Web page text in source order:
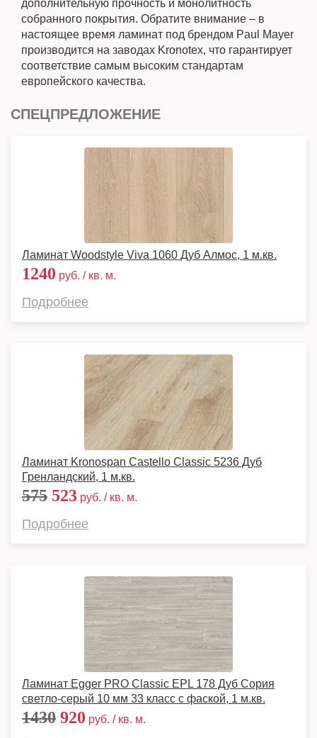
дополнительную прочность и монолитность
собранного покрытия. Обратите внимание – в
настоящее время ламинат под брендом Paul Mayer
производится на заводах Kronotex, что гарантирует
соответствие самым высоким стандартам
европейского качества.
СПЕЦПРЕДЛОЖЕНИЕ
Ламинат Woodstyle Viva 1060 Дуб Алмос, 1 м.кв.
1240 руб. / кв. м.
Подробнее
Ламинат Kronospan Castello Classic 5236 Дуб
Гренландский, 1 м.кв.
575 523 руб. / кв. м.
Подробнее
Ламинат Egger PRO Classic EPL 178 Дуб Сория
светло-серый 10 мм 33 класс с фаской, 1 м.кв.
1430 920 руб. / кв. м.